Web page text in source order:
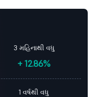
3 મહિનાથી વધુ
+12.86%
1 વર્ષથી વધુ